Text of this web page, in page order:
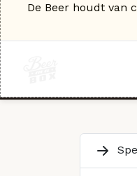
De Beer houdt van